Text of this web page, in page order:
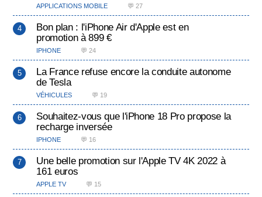
APPLICATIONS MOBILE 💬 27
Bon plan : l'iPhone Air d'Apple est en
promotion à 899 €
IPHONE 💬 24
La France refuse encore la conduite autonome
de Tesla
VÉHICULES 💬 19
Souhaitez-vous que l'iPhone 18 Pro propose la
recharge inversée
IPHONE 💬 16
Une belle promotion sur l'Apple TV 4K 2022 à
161 euros
APPLE TV 💬 15